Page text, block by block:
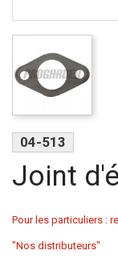
04-513
Joint
Pour les particuliers :
"Nos distributeurs"